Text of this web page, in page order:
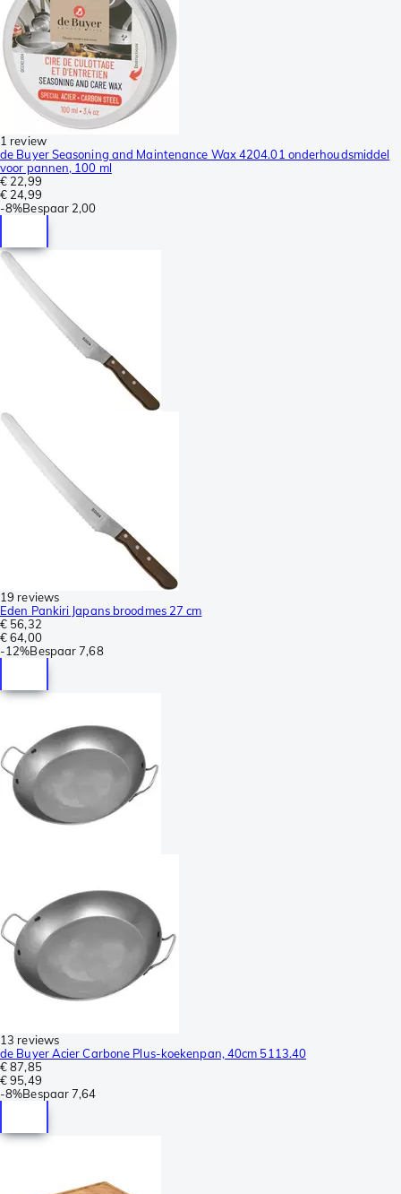
1 review
de Buyer Seasoning and Maintenance Wax 4204.01 onderhoudsmiddel
voor pannen, 100 ml
€ 22,99
€ 24,99
-8%Bespaar 2,00
19 reviews
Eden Pankiri Japans broodmes 27 cm
€ 56,32
€ 64,00
-12%Bespaar 7,68
13 reviews
de Buyer Acier Carbone Plus-koekenpan, 40cm 5113.40
€ 87,85
€ 95,49
-8%Bespaar7,64